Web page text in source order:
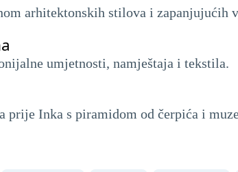
arhitektonskih stilova i zapanjujućih
umjetnosti, namještaja i tekstila.
prije Inka s piramidom od čerpića i